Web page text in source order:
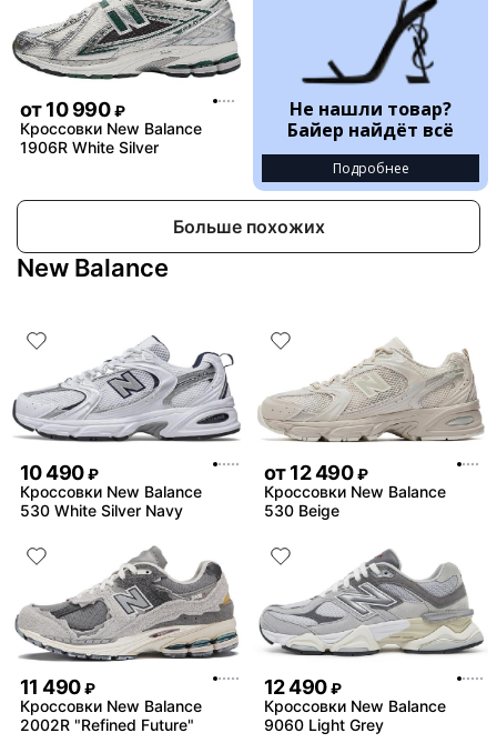
от10 990 ₽
Кроссовки New Balance
1906R White Silver
Не нашли товар?
Байер найдёт всё
Подробнее
Больше похожих
New Balance
10 490 ₽
Кроссовки New Balance
530 White Silver Navy
от12 490 ₽
Кроссовки New Balance
530 Beige
11 490 ₽
Кроссовки New Balance
2002R "Refined Future"
12 490 ₽
Кроссовки New Balance
9060 Light Grey